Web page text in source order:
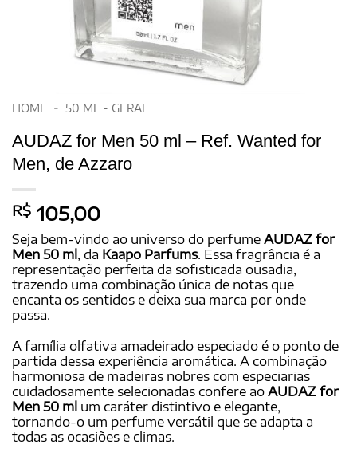
HOME - 50 ML - GERAL
AUDAZ for Men 50 ml – Ref. Wanted for
Men, de Azzaro
R$ 105,00
Seja bem-vindo ao universo do perfume AUDAZ for
Men 50 ml, da Kaapo Parfums. Essa fragrância é a
representação perfeita da sofisticada ousadia,
trazendo uma combinação única de notas que
encanta os sentidos e deixa sua marca por onde
passa.
A família olfativa amadeirado especiado é o ponto de
partida dessa experiência aromática. A combinação
harmoniosa de madeiras nobres com especiarias
cuidadosamente selecionadas confere ao AUDAZ for
Men 50 ml um caráter distintivo e elegante,
tornando-o um perfume versátil que se adapta a
todas as ocasiões e climas.